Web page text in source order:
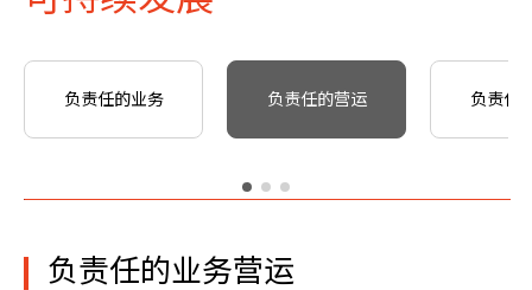
负责任的业务 负责任的营运 负责任
负责任的业务营运